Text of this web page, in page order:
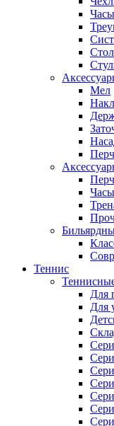
Часы
Мел
Часы
Теннис
Для
Для